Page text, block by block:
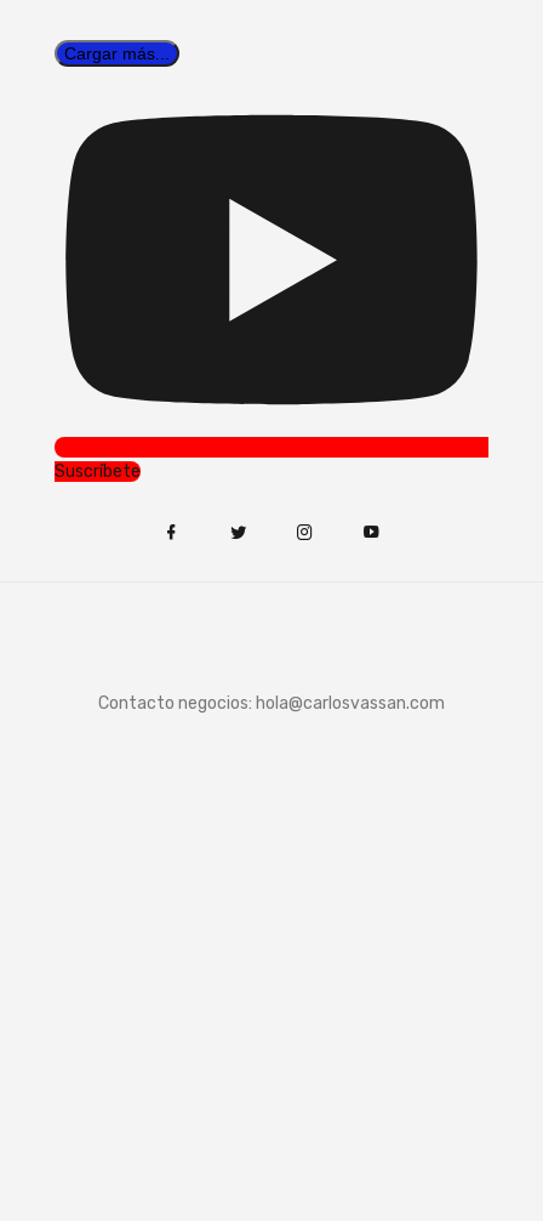
Cargar más...
Suscríbete
Contacto negocios: hola@carlosvassan.com